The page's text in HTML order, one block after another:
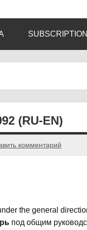
SUBSCRIPTION
(RU-EN)
комментарий
the general
под общим